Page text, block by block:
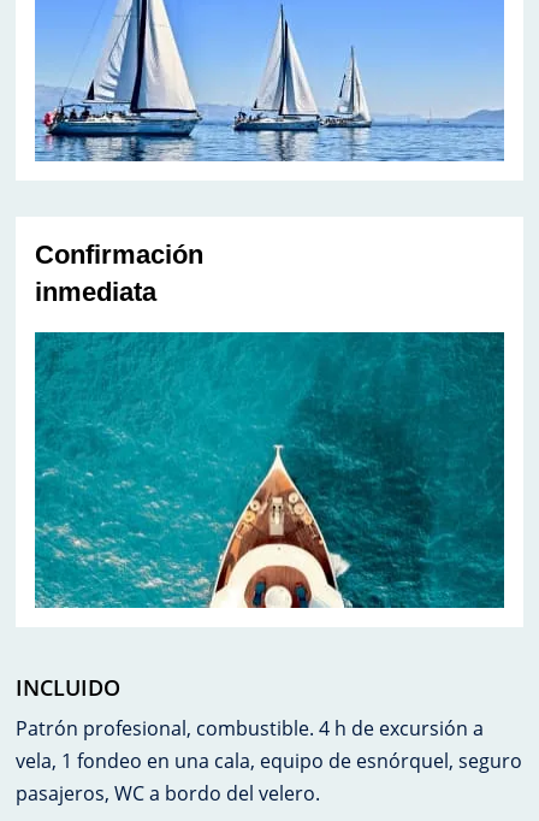
Confirmación
inmediata
INCLUIDO
Patrón profesional, combustible. 4 h de excursión a
vela, 1 fondeo en una cala, equipo de esnórquel, seguro
pasajeros, WC a bordo del velero.